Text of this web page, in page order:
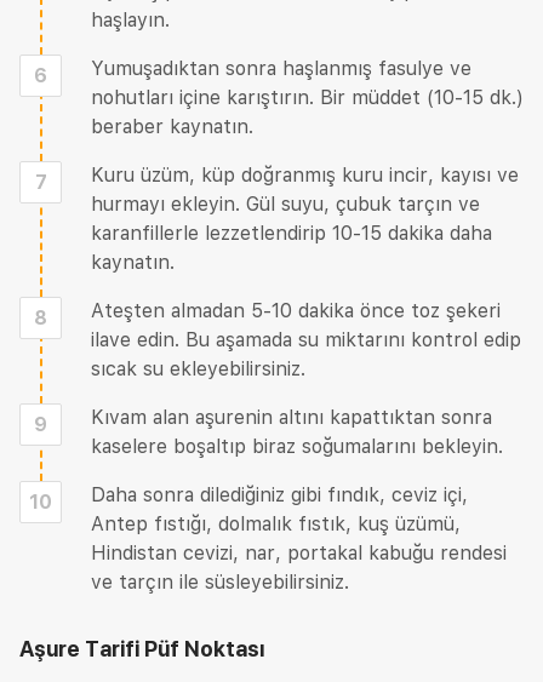
haşlayın.
6
Yumuşadıktan sonra haşlanmış fasulye ve
nohutları içine karıştırın. Bir müddet (10-15 dk.)
beraber kaynatın.
7
Kuru üzüm, küp doğranmış kuru incir, kayısı ve
hurmayı ekleyin. Gül suyu, çubuk tarçın ve
karanfillerle lezzetlendirip 10-15 dakika daha
kaynatın.
8
Ateşten almadan 5-10 dakika önce toz şekeri
ilave edin. Bu aşamada su miktarını kontrol edip
sıcak su ekleyebilirsiniz.
9
Kıvam alan aşurenin altını kapattıktan sonra
kaselere boşaltıp biraz soğumalarını bekleyin.
10
Daha sonra dilediğiniz gibi fındık, ceviz içi,
Antep fıstığı, dolmalık fıstık, kuş üzümü,
Hindistan cevizi, nar, portakal kabuğu rendesi
ve tarçın ile süsleyebilirsiniz.
Aşure Tarifi Püf Noktası